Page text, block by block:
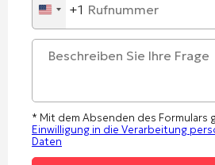
United
States
+1
+1
* Mit dem Absenden des Formulars
Einwilligung in die Verarbeitung
Daten